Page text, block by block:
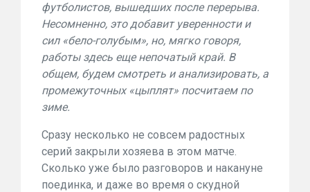
футболистов, вышедших после перерыва.
Несомненно, это добавит уверенности и
сил «бело-голубым», но, мягко говоря,
работы здесь еще непочатый край. В
общем, будем смотреть и анализировать, а
промежуточных «цыплят» посчитаем по
зиме.
Сразу несколько не совсем радостных
серий закрыли хозяева в этом матче.
Сколько уже было разговоров и накануне
поединка, и даже во время о скудной